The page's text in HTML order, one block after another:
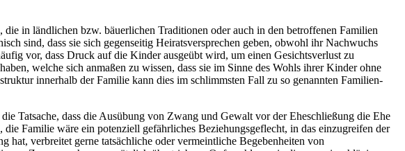
in ländlichen bzw. bäuerlichen Traditionen oder auch in den betroffenen Familien
sind, dass sie sich gegenseitig Heirats­ver­sprechen geben, obwohl ihr Nachwuchs
vor, dass Druck auf die Kinder ausgeübt wird, um einen Gesichtsverlust zu
welche sich anmaßen zu wissen, dass sie im Sinne des Wohls ihrer Kinder ohne
innerhalb der Familie kann dies im schlimmsten Fall zu so genannten Familien­
Tatsache, dass die Ausübung von Zwang und Gewalt vor der Eheschließung die Ehe
die Familie wäre ein potenziell gefährliches Beziehungsgeflecht, in das einzugreifen der
hat, verbreitet gerne tatsächliche oder vermeintliche Begebenheiten von